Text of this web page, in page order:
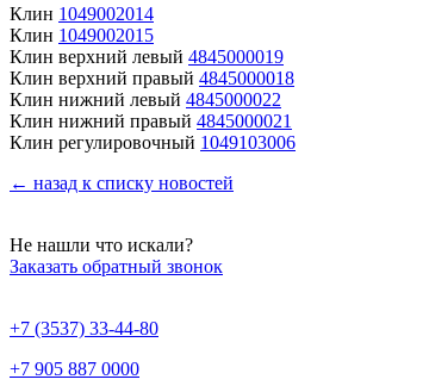
Клин 1049002014
Клин 1049002015
Клин верхний левый 4845000019
Клин верхний правый 4845000018
Клин нижний левый 4845000022
Клин нижний правый 4845000021
Клин регулировочный 1049103006
← назад к списку новостей
Не нашли что искали?
Заказать обратный звонок
+7 (3537) 33-44-80
+7 905 887 0000